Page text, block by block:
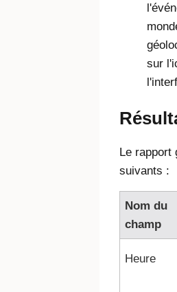
sur
Le rapport
suivants :
Nom du
champ
Heure